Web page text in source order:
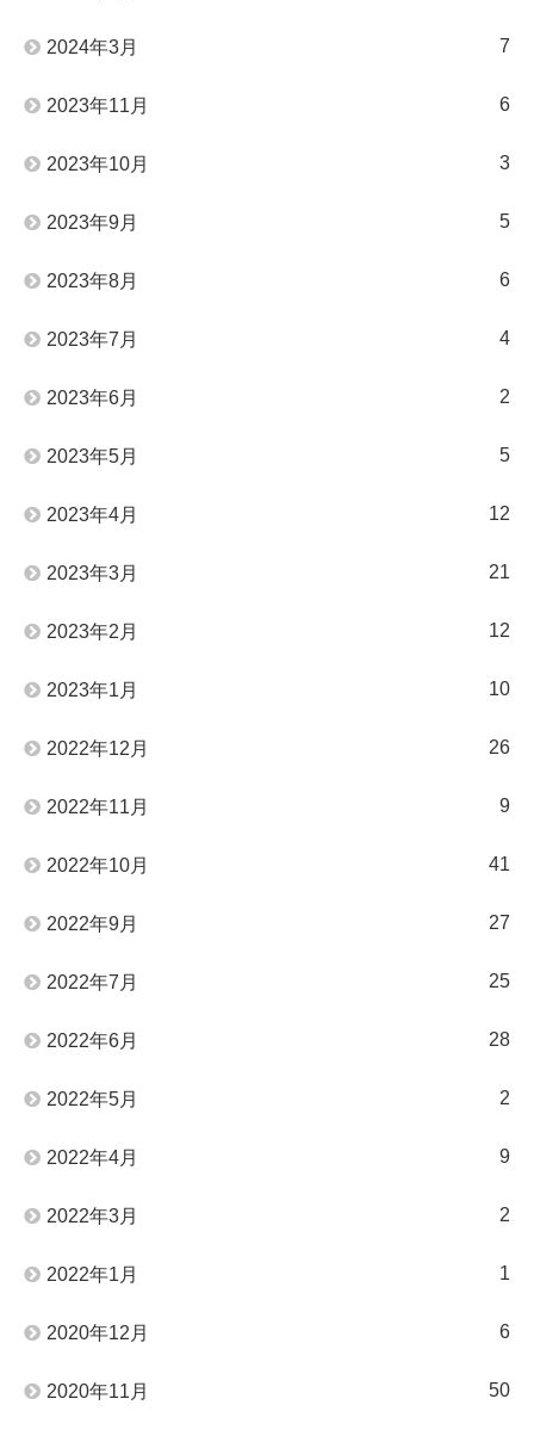
2024年3月 7
2023年11月 6
2023年10月 3
2023年9月 5
2023年8月 6
2023年7月 4
2023年6月 2
2023年5月 5
2023年4月 12
2023年3月 21
2023年2月 12
2023年1月 10
2022年12月 26
2022年11月 9
2022年10月 41
2022年9月 27
2022年7月 25
2022年6月 28
2022年5月 2
2022年4月 9
2022年3月 2
2022年1月 1
2020年12月 6
2020年11月 50